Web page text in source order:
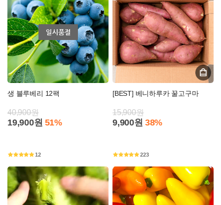
생 블루베리 12팩
40,900원
19,900원 51%
12
[BEST] 베니하루카 꿀고구마
15,900원
9,900원 38%
223